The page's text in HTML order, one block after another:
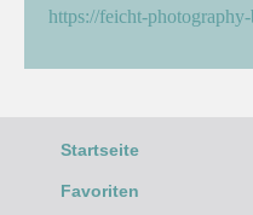
https://feicht-
Startseite
Favoriten